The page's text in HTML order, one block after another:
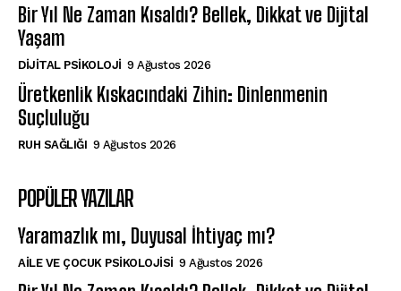
Bir Yıl Ne Zaman Kısaldı? Bellek, Dikkat ve Dijital
Yaşam
DIJITAL PSIKOLOJI 9 Ağustos 2026
Üretkenlik Kıskacındaki Zihin: Dinlenmenin
Suçluluğu
⁠RUH SAĞLIĞI 9 Ağustos 2026
POPÜLER YAZILAR
Yaramazlık mı, Duyusal İhtiyaç mı?
AILE VE ÇOCUK PSIKOLOJISI 9 Ağustos 2026